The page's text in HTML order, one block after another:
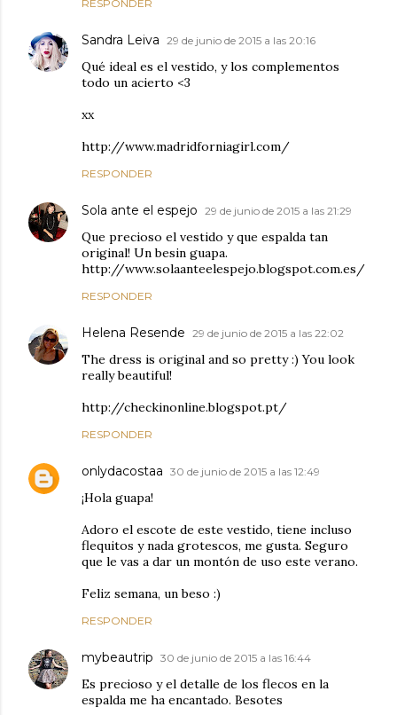
RESPONDER
Sandra Leiva 29 de junio de 2015 a las 20:16
Qué ideal es el vestido, y los complementos
todo un acierto <3
xx
http://www.madridforniagirl.com/
RESPONDER
Sola ante el espejo 29 de junio de 2015 a las 21:29
Que precioso el vestido y que espalda tan
original! Un besin guapa.
http://www.solaanteelespejo.blogspot.com.es/
RESPONDER
Helena Resende 29 de junio de 2015 a las 22:02
The dress is original and so pretty :) You look
really beautiful!
http://checkinonline.blogspot.pt/
RESPONDER
onlydacostaa 30 de junio de 2015 a las 12:49
¡Hola guapa!
Adoro el escote de este vestido, tiene incluso
flequitos y nada grotescos, me gusta. Seguro
que le vas a dar un montón de uso este verano.
Feliz semana, un beso :)
RESPONDER
mybeautrip 30 de junio de 2015 a las 16:44
Es precioso y el detalle de los flecos en la
espalda me ha encantado. Besotes